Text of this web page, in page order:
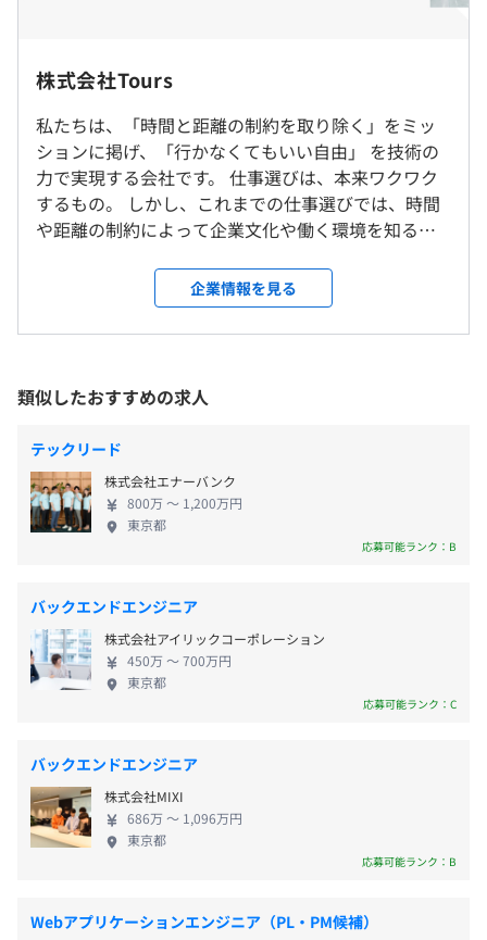
アジャイル、チケット駆動開発
■言語：Go言語、JavaScript、TypeScript
■FW：React、Next.js
■データベース：DynamoDB
■クラウド：Amazon Web Services
フルスタック（テックリード）1名、フロントエンドエン
ジニア1名、バックエンドエンジニア1名、UI/UXデザイナ
ー2名、CPO1名
が、状況に応じて柔軟に出社日調整可能です。（フルリモ
ート含む）
就業場所の変更範囲
＜雇入時＞
東京本社、および自宅
＜変更範囲＞
■フルフレックスタイム制（標準労働時間1日8時間）
休憩時間：60分
平均残業時間：平均30〜40時間／月
【年間休日125日】
■完全週休2日制（土・日）
■年末年始休暇
■交通費実額支給
賞与：年2回
年2回
保険）
株式会社Tours
私たちは、「時間と距離の制約を取り除く」をミッ
ションに掲げ、「行かなくてもいい自由」 を技術の
力で実現する会社です。 仕事選びは、本来ワクワク
するもの。 しかし、これまでの仕事選びでは、時間
や距離の制約によって企業文化や働く環境を知る機
な企業文化を伝えられるプロダクト 「Tours」 と、
さまざまな企業を比較・体験できる 「バチャナビ」
を開発し、働き方の選択肢を広げる挑戦を続けてい
ェーズへ突入。 ただ、プロダクトの成長スピードが
加速する中で、開発組織の規模はまだ小さく、技術
の進化が追いつかなくなりつつあります。 だからこ
そ、私たちは今、新しい技術に挑戦し、プロダクト
をさらに進化させる仲間を求めています。 「仕事選
びの未来を変える」この挑戦に、一緒に取り組みま
企業情報を見る
類似したおすすめの求人
テックリード
株式会社エナーバンク
800万 〜 1,200万円
東京都
応募可能ランク：B
バックエンドエンジニア
株式会社アイリックコーポレーション
450万 〜 700万円
東京都
応募可能ランク：C
バックエンドエンジニア
株式会社MIXI
686万 〜 1,096万円
東京都
応募可能ランク：B
Webアプリケーションエンジニア（PL・PM候補）